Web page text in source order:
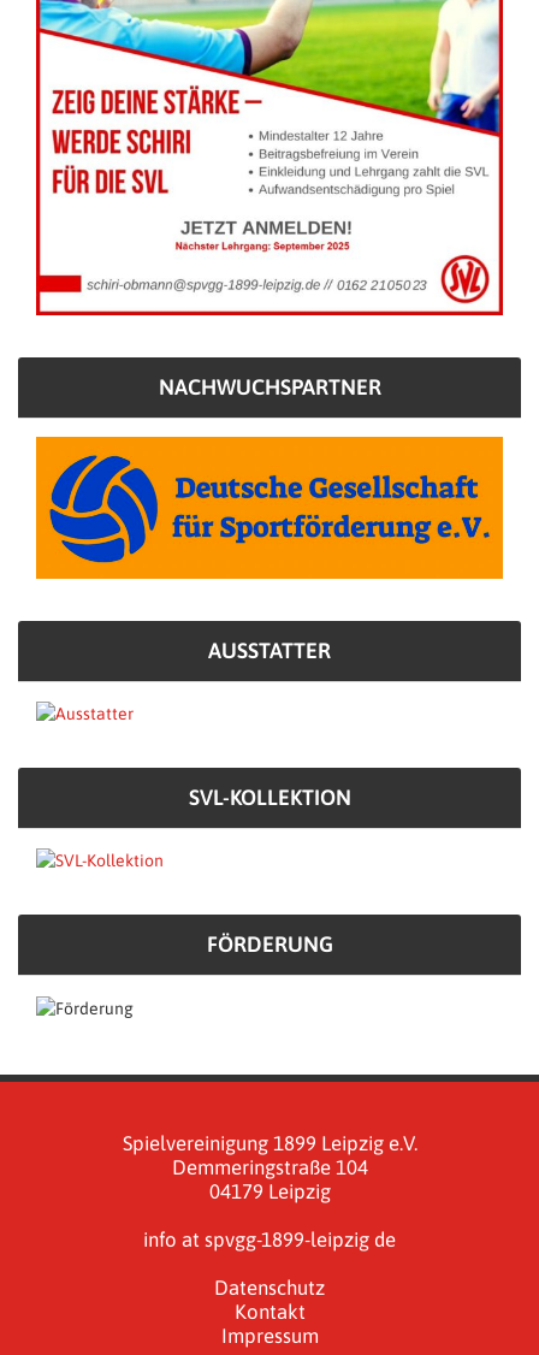
NACHWUCHSPARTNER
AUSSTATTER
SVL-KOLLEKTION
FÖRDERUNG
Spielvereinigung 1899 Leipzig e.V.
Demmeringstraße 104
04179 Leipzig
info at spvgg-1899-leipzig de
Datenschutz
Kontakt
Impressum